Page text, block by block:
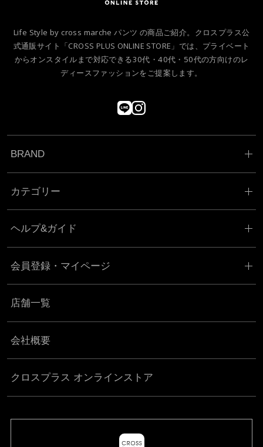
Life Style by cross marche パンツ の商品ご紹介。クロスプラス公
式通販サイト「CROSS PLUS ONLINE STORE」では、プライベート
からオンスタイルまで対応できる30代・40代・50代の方向けのレ
ディースファッションをご提案します。
BRAND
カテゴリー
ヘルプ&ガイド
会員登録・マイページ
店舗一覧
会社概要
クロスプラス オンラインストア